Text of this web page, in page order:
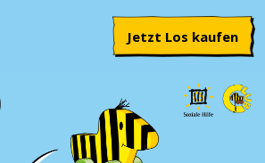
Jetzt Los kaufen